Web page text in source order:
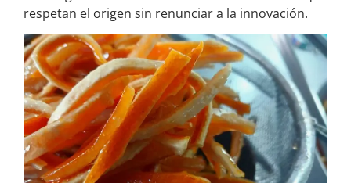
respetan el origen sin renunciar a la innovación.